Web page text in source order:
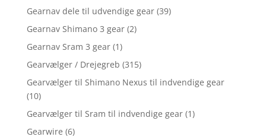
Gearnav dele til udvendige gear (39)
Gearnav Shimano 3 gear (2)
Gearnav Sram 3 gear (1)
Gearvælger / Drejegreb (315)
Gearvælger til Shimano Nexus til indvendige gear
(10)
Gearvælger til Sram til indvendige gear (1)
Gearwire (6)